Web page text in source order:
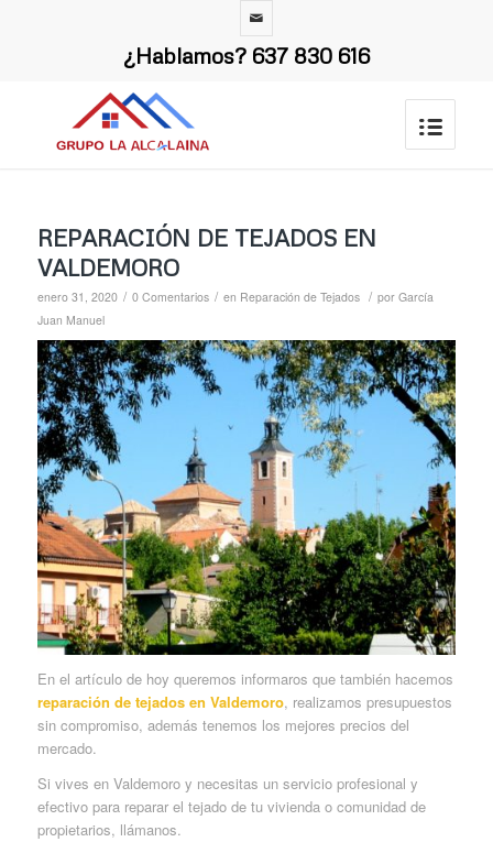
¿Hablamos? 637 830 616
REPARACIÓN DE TEJADOS EN
VALDEMORO
enero 31, 2020 / 0 Comentarios / en Reparación de Tejados / por García
Juan Manuel
En el artículo de hoy queremos informaros que también hacemos
reparación de tejados en Valdemoro, realizamos presupuestos
sin compromiso, además tenemos los mejores precios del
mercado.
Si vives en Valdemoro y necesitas un servicio profesional y
efectivo para reparar el tejado de tu vivienda o comunidad de
propietarios, llámanos.